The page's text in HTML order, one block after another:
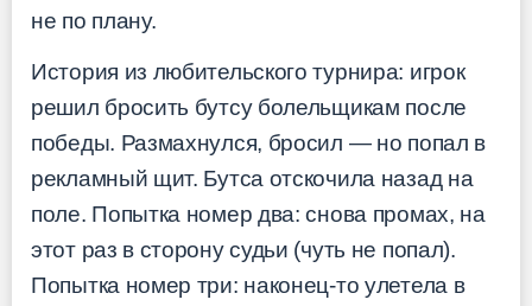
не по плану.
История из любительского турнира: игрок
решил бросить бутсу болельщикам после
победы. Размахнулся, бросил — но попал в
рекламный щит. Бутса отскочила назад на
поле. Попытка номер два: снова промах, на
этот раз в сторону судьи (чуть не попал).
Попытка номер три: наконец-то улетела в